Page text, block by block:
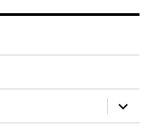
ouvrir
le
sous-